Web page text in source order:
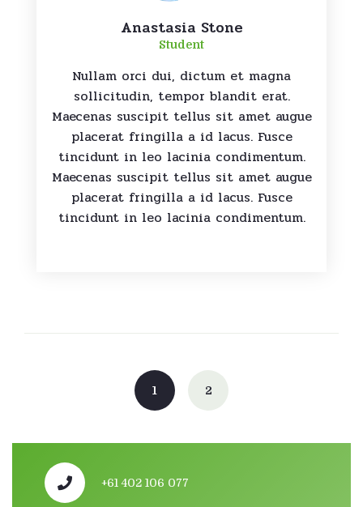
Anastasia Stone
Student
Nullam orci dui, dictum et magna
sollicitudin, tempor blandit erat.
Maecenas suscipit tellus sit amet augue
placerat fringilla a id lacus. Fusce
tincidunt in leo lacinia condimentum.
Maecenas suscipit tellus sit amet augue
placerat fringilla a id lacus. Fusce
tincidunt in leo lacinia condimentum.
navigation
1 2
+61 402 106 077